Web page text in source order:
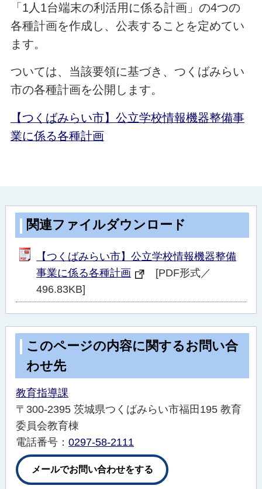
「1人1台端末の利活用に係る計画」の4つの
各種計画を作成し、公表することを定めてい
ます。
ついては、当該要領に基づき、つくばみらい
市の各種計画を公開します。
【つくばみらい市】公立学校情報機器整備事
業に係る各種計画
関連ファイルダウンロード
【つくばみらい市】公立学校情報機器整備
事業に係る各種計画
[PDF形式／
496.83KB]
このページの内容に関するお問い合
わせ先
教育指導課
〒300-2395 茨城県つくばみらい市福田195 教育
委員会教育棟
電話番号：0297-58-2111
メールでお問い合わせをする